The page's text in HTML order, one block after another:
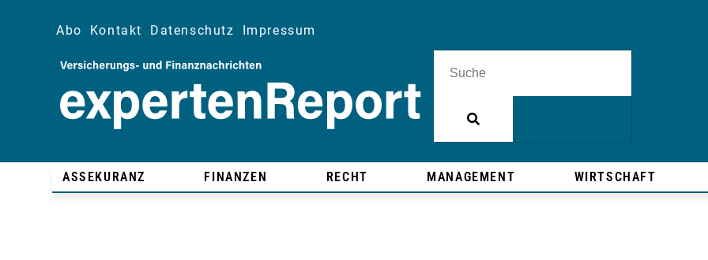
Abo Kontakt Datenschutz Impressum
ASSEKURANZ FINANZEN RECHT MANAGEMENT WIRTSCHAFT